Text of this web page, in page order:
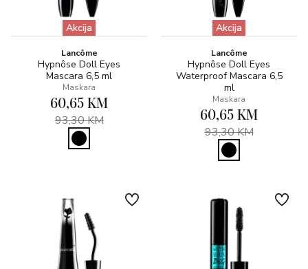
Akcija
Lancôme
Hypnôse Doll Eyes
Mascara 6,5 ml
Maskara
60,65 KM
93,30 KM
Akcija
Lancôme
Hypnôse Doll Eyes
Waterproof Mascara 6,5
ml
Maskara
60,65 KM
93,30 KM